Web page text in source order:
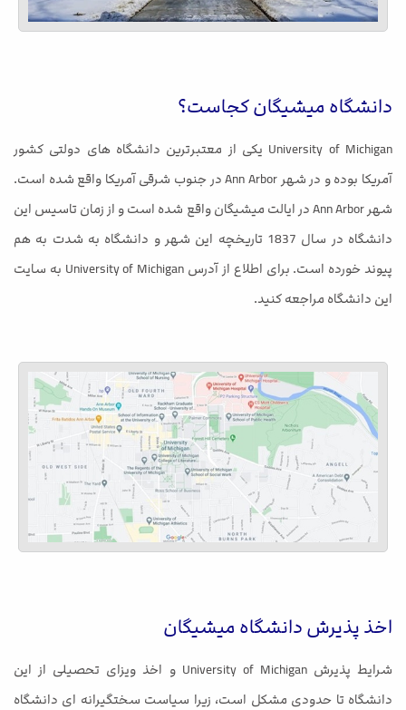
دانشگاه میشیگان کجاست؟
University of Michigan یکی از معتبرترین دانشگاه های دولتی کشور
آمریکا بوده و در شهر Ann Arbor در جنوب شرقی آمریکا واقع شده است.
شهر Ann Arbor در ایالت میشیگان واقع شده است و از زمان تاسیس این
دانشگاه در سال 1837 تاریخچه این شهر و دانشگاه به شدت به هم
پیوند خورده است. برای اطلاع از آدرس University of Michigan به سایت
این دانشگاه مراجعه کنید.
اخذ پذیرش دانشگاه میشیگان
شرایط پذیرش University of Michigan و اخذ ویزای تحصیلی از این
دانشگاه تا حدودی مشکل است، زیرا سیاست سختگیرانه ای دانشگاه